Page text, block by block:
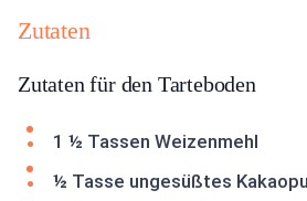
Zutaten
Zutaten für den Tarteboden
1 ½ Tassen Weizenmehl
½ Tasse ungesüßtes